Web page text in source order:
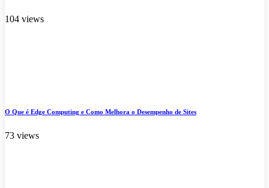
104 views
O Que é Edge Computing e Como Melhora o Desempenho de Sites
73 views